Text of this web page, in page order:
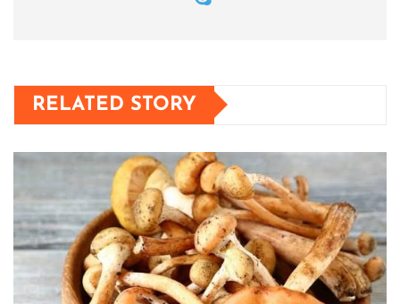
RELATED STORY